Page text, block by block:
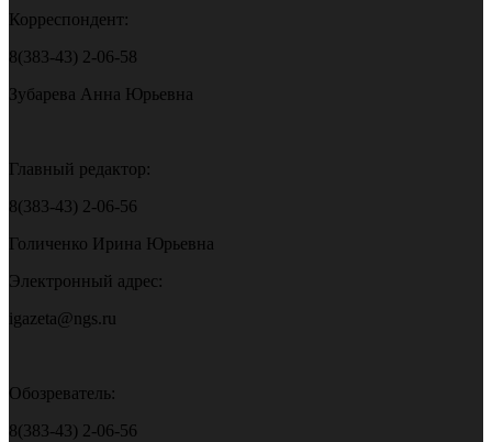
Корреспондент:
8(383-43) 2-06-58
Зубарева Анна Юрьевна
Главный редактор:
8(383-43) 2-06-56
Голиченко Ирина Юрьевна
Электронный адрес:
igazeta@ngs.ru
Обозреватель:
8(383-43) 2-06-56